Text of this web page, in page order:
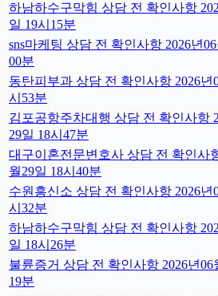
하남하수구막힘 상담 전 확인사항
일 19시15분
sns마케팅 상담 전 확인사항 2026년06
00분
동탄피부과 상담 전 확인사항 2026년
시53분
김포공항주차대행 상담 전 확인사항
29일 18시47분
대구이혼전문변호사 상담 전 확인사
월29일 18시40분
수원흥신소 상담 전 확인사항 2026년
시32분
하남하수구막힘 상담 전 확인사항
일 18시26분
불륜증거 상담 전 확인사항 2026년06
19분